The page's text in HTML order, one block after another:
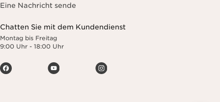
Eine Nachricht sende
Chatten Sie mit dem Kundendienst
Montag bis Freitag
9:00 Uhr - 18:00 Uhr